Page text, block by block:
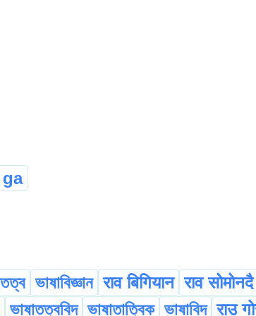
ভাষাবিজ্ঞান राव बिगियान राव सोमोनदै
ভাষাতত্ববিদ ভাষাতাত্বিক ভাষাবিদ राउ